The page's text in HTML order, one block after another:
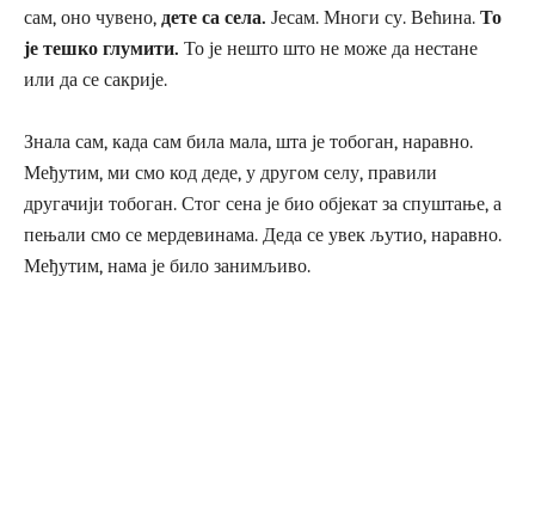
сам, оно чувено, дете са села. Јесам. Многи су. Већина. То
је тешко глумити. То је нешто што не може да нестане
или да се сакрије.
Знала сам, када сам била мала, шта је тобоган, наравно.
Међутим, ми смо код деде, у другом селу, правили
другачији тобоган. Стог сена је био објекат за спуштање, а
пењали смо се мердевинама. Деда се увек љутио, наравно.
Међутим, нама је било занимљиво.